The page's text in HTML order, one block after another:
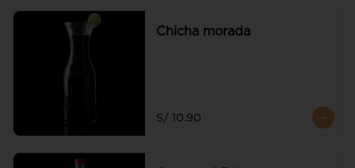
Chicha morada
S/ 10.90